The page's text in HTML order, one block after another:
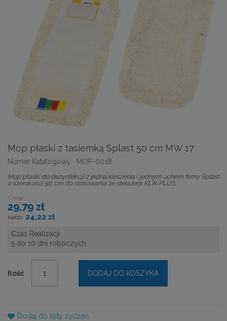
Mop płaski z tasiemką Splast 50 cm MW 17
Numer Katalogowy: MOP-0018
Mop płaski do dezynfekcji z jedną kieszenią i jednym uchem firmy Splast
o szerokości 50 cm do stosowania ze stelażem KLIK PLUS.
Cena
29,79 zł
24,22 zł
Czas Realizacji:
5 do 10 dni roboczych
Ilość DODAJ DO KOSZYKA
Dodaj do listy życzeń